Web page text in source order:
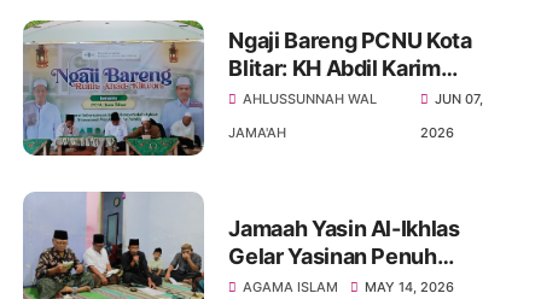
Ngaji Bareng PCNU Kota
Blitar: KH Abdil Karim
Muhaimin Jelaskan Tanda-
Tanda Hari Kiamat
AHLUSSUNNAH WAL
JAMA'AH
JUN 07,
2026
Jamaah Yasin Al-Ikhlas
Gelar Yasinan Penuh
Khidmat, KH Sakrip Kupas
AGAMA ISLAM MAY 14, 2026